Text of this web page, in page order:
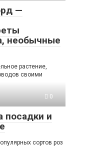
—
необычные
растение,
своими
0
посадки и
сортов роз